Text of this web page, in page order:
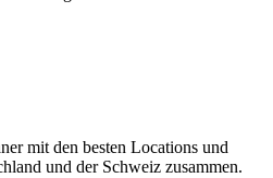
mit den besten Locations und
und der Schweiz zusammen.